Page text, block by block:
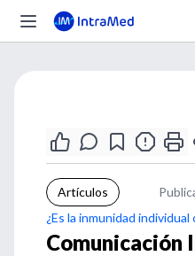
Artículos
¿Es la inmunidad individual
Comunicación